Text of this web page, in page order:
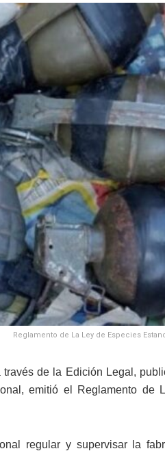
Reglamento de La Ley de Especies
través de la Edición Legal,
emitió el Reglamento de
regular y supervisar la